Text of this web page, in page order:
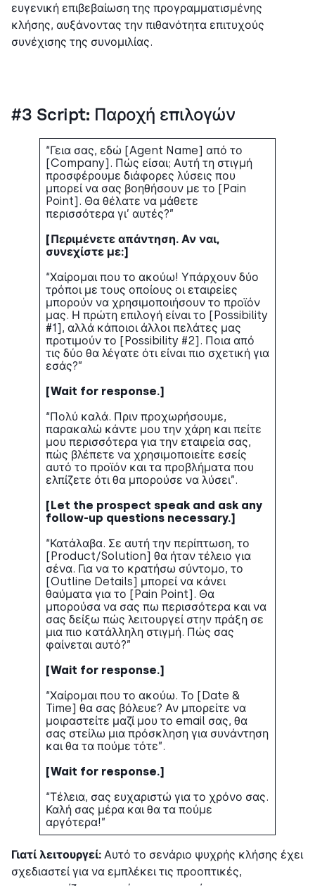
ευγενική επιβεβαίωση της προγραμματισμένης
κλήσης, αυξάνοντας την πιθανότητα επιτυχούς
συνέχισης της συνομιλίας.
#3 Script: Παροχή επιλογών
“Γεια σας, εδώ [Agent Name] από το
[Company]. Πώς είσαι; Αυτή τη στιγμή
προσφέρουμε διάφορες λύσεις που
μπορεί να σας βοηθήσουν με το [Pain
Point]. Θα θέλατε να μάθετε
περισσότερα γι’ αυτές?”
[Περιμένετε απάντηση. Αν ναι,
συνεχίστε με:]
“Χαίρομαι που το ακούω! Υπάρχουν δύο
τρόποι με τους οποίους οι εταιρείες
μπορούν να χρησιμοποιήσουν το προϊόν
μας. Η πρώτη επιλογή είναι το [Possibility
#1], αλλά κάποιοι άλλοι πελάτες μας
προτιμούν το [Possibility #2]. Ποια από
τις δύο θα λέγατε ότι είναι πιο σχετική για
εσάς?”
[Wait for response.]
“Πολύ καλά. Πριν προχωρήσουμε,
παρακαλώ κάντε μου την χάρη και πείτε
μου περισσότερα για την εταιρεία σας,
πώς βλέπετε να χρησιμοποιείτε εσείς
αυτό το προϊόν και τα προβλήματα που
ελπίζετε ότι θα μπορούσε να λύσει”.
[Let the prospect speak and ask any
follow-up questions necessary.]
“Κατάλαβα. Σε αυτή την περίπτωση, το
[Product/Solution] θα ήταν τέλειο για
σένα. Για να το κρατήσω σύντομο, το
[Outline Details] μπορεί να κάνει
θαύματα για το [Pain Point]. Θα
μπορούσα να σας πω περισσότερα και να
σας δείξω πώς λειτουργεί στην πράξη σε
μια πιο κατάλληλη στιγμή. Πώς σας
φαίνεται αυτό?”
[Wait for response.]
“Χαίρομαι που το ακούω. Το [Date &
Time] θα σας βόλευε? Αν μπορείτε να
μοιραστείτε μαζί μου το email σας, θα
σας στείλω μια πρόσκληση για συνάντηση
και θα τα πούμε τότε”.
[Wait for response.]
“Τέλεια, σας ευχαριστώ για το χρόνο σας.
Καλή σας μέρα και θα τα πούμε
αργότερα!”
Γιατί λειτουργεί: Αυτό το σενάριο ψυχρής κλήσης έχει
σχεδιαστεί για να εμπλέκει τις προοπτικές,